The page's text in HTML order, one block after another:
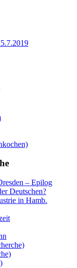
– Epilog
Deutschen?
in Hamb.